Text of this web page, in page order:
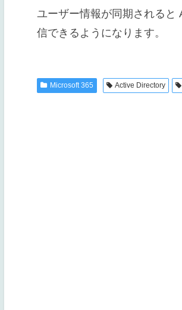
ユーザー情報が同期されると
信できるようになります。
Microsoft 365 Active Directory